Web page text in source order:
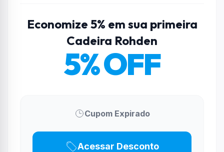
Economize 5% em sua primeira
Cadeira Rohden
5% OFF
Cupom Expirado
Acessar Desconto